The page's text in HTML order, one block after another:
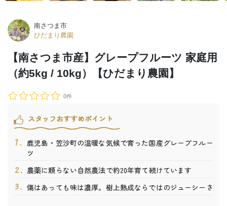
南さつま市
ひだまり農園
【南さつま市産】グレープフルーツ 家庭用
（約5kg / 10kg）【ひだまり農園】
0件
スタッフおすすめポイント
鹿児島・笠沙町の温暖な気候で育った国産グレープフルー
ツ
農薬に頼らない自然農法で約20年育て続けています
傷はあっても味は濃厚。樹上熟成ならではのジューシーさ